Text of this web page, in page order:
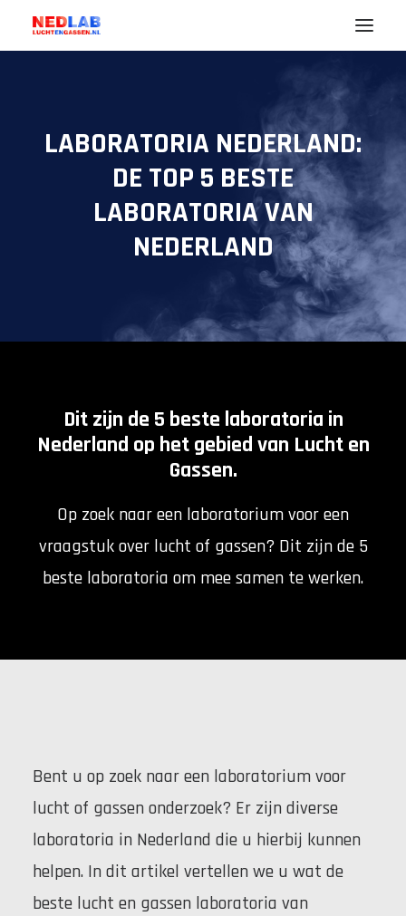
Uw Branche (markt)
LABORATORIA NEDERLAND:
DE TOP 5 BESTE
LABORATORIA VAN
NEDERLAND
Dit zijn de 5 beste laboratoria in
Nederland op het gebied van Lucht en
Gassen.
Op zoek naar een laboratorium voor een
vraagstuk over lucht of gassen? Dit zijn de 5
beste laboratoria om mee samen te werken.
Bent u op zoek naar een laboratorium voor
lucht of gassen onderzoek? Er zijn diverse
laboratoria in Nederland die u hierbij kunnen
helpen. In dit artikel vertellen we u wat de
beste lucht en gassen laboratoria van